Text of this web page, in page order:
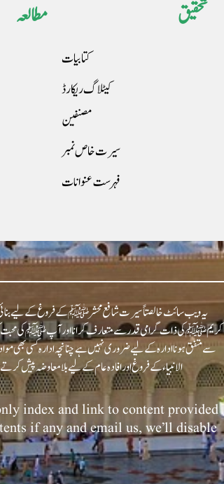
مطالعہ تحقیق
کتابیات
کیٹلاگ ریکارڈ
مصنفین
سیرت خاص نمبر
فہرست عنوانات
یہ ویب سائٹ خالصتاً سیرت شافع محشر ﷺ کے فروغ کے لیے بنائی
کریمﷺ کی ذات گرامی قدر سے متعارف کرانا اور آپﷺ کی محبت کو
سے متفق ہونا ادارہ کے لیے ضروری نہیں ہے چنانچہ ادارہ کسی بھی
الانبیاء کے فروغ اور افادہ عام کے لیے بلامعاوضہ پیش کرتے ہیں۔ آپ سے درخواست ہے کہ اس مواد کے تجارتی استعمال سے گریز کریں اور افادہ عام کے لیے مفت شیئر کریں۔ جزاک اللہ
index and link to content provided
if any and email us, we’ll disable